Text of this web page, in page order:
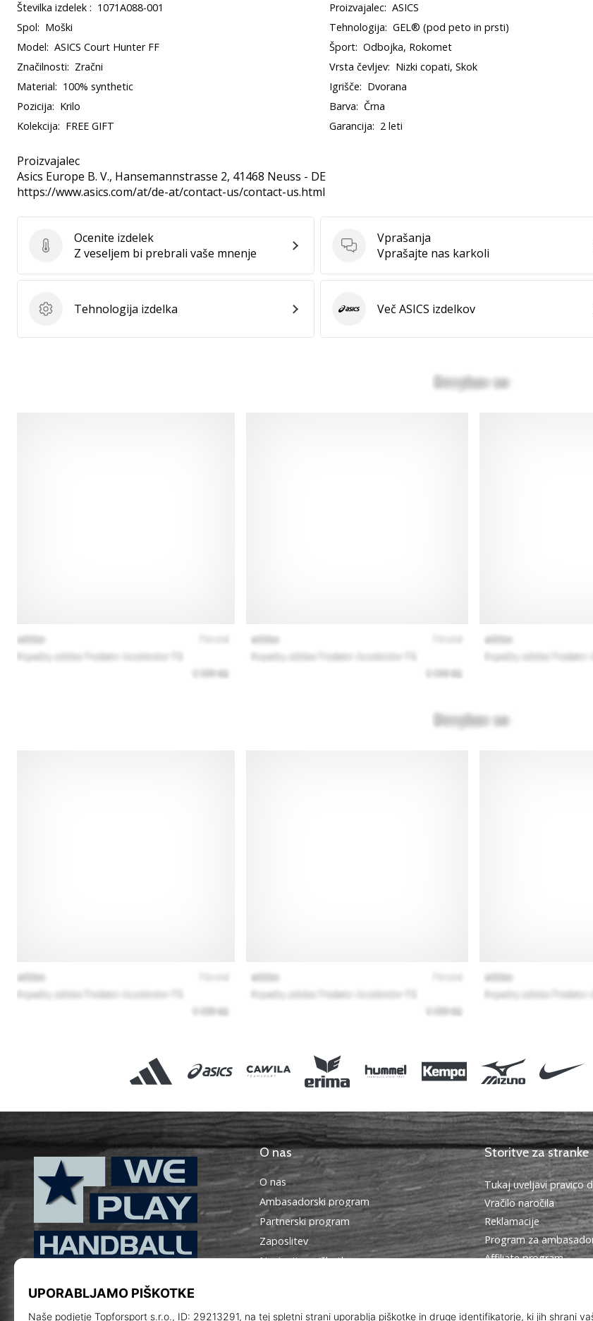
Številka izdelek : 1071A088-001 Proizvajalec: ASICS
Spol: Moški Tehnologija: GEL® (pod peto in prsti)
Model: ASICS Court Hunter FF Šport: Odbojka, Rokomet
Značilnosti: Zračni Vrsta čevljev: Nizki copati, Skok
Material: 100% synthetic Igrišče: Dvorana
Pozicija: Krilo Barva: Črna
Kolekcija: FREE GIFT Garancija: 2 leti
Proizvajalec
Asics Europe B. V., Hansemannstrasse 2, 41468 Neuss - DE
https://www.asics.com/at/de-at/contact-us/contact-us.html
Ocenite izdelek
Ocenite izdelek
Z veseljem bi prebrali vaše mnenje
Vprašanja
Vprašanja
Vprašajte nas karkoli
Tehnologija izdelka
Tehnologija izdelka ASICS Več ASICS izdelkov
O nas
O nas
Ambasadorski program
Partnerski program
Zaposlitev
Nastavitve piškotkov
Storitve za stranke
Tukaj uveljavi pravico
Vračilo naročila
Reklamacije
Program za
Affiliate program
Kontakt